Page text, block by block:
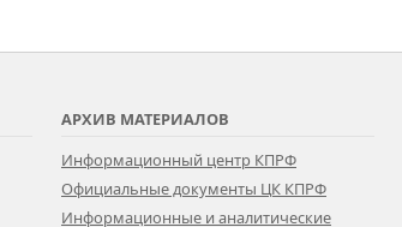
АРХИВ МАТЕРИАЛОВ
Информационный центр КПРФ
Официальные документы ЦК КПРФ
Информационные и аналитические